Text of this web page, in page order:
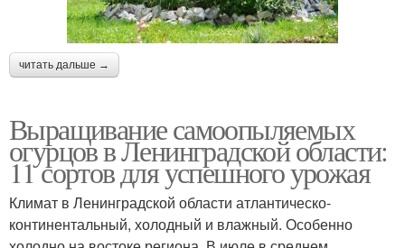
читать дальше →
Выращивание самоопыляемых
огурцов в Ленинградской области:
11 сортов для успешного урожая
Климат в Ленинградской области атлантическо-
континентальный, холодный и влажный. Особенно